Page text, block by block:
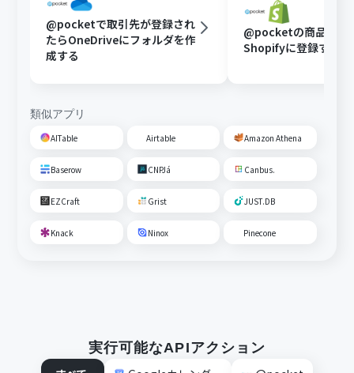
@pocketで取引先が登録され
たらOneDriveにフォルダを作
成する
@pocketの商品情報
Shopifyに登録する
類似アプリ
AITable Airtable Amazon Athena
Baserow CNPJá Canbus.
EZCraft Grist JUST.DB
Knack Ninox Pinecone
実行可能なAPIアクション